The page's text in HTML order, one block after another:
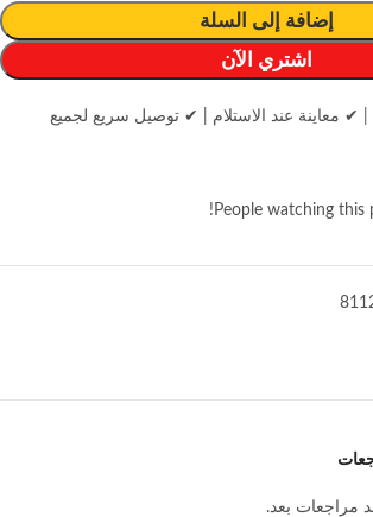
إضافة إلى السلة
اشتري الآن
✔ معاينة عند الاستلام
✔ توصيل سريع لجميع
People watching this
مراجعات بعد.